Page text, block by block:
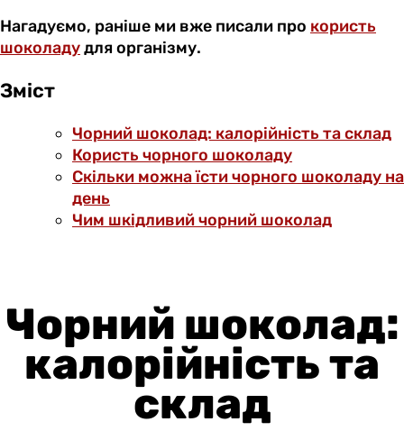
Нагадуємо, раніше ми вже писали про користь
шоколадудля організму.
Зміст
Чорний шоколад: калорійність та склад
Користь чорного шоколаду
Скільки можна їсти чорного шоколаду на
день
Чим шкідливий чорний шоколад
Чорний шоколад:
калорійність та
склад